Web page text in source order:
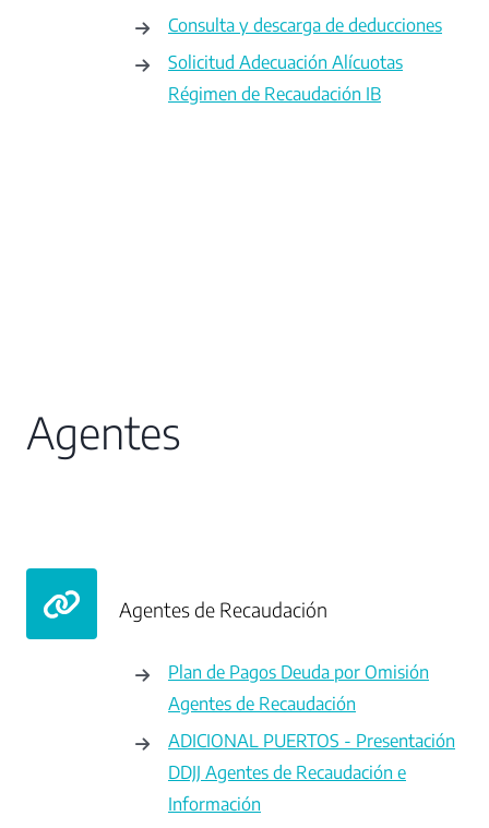
Consulta y descarga de deducciones
Solicitud Adecuación Alícuotas
Régimen de Recaudación IB
Agentes
Agentes de Recaudación
Plan de Pagos Deuda por Omisión
Agentes de Recaudación
ADICIONAL PUERTOS - Presentación
DDJJ Agentes de Recaudación e
Información